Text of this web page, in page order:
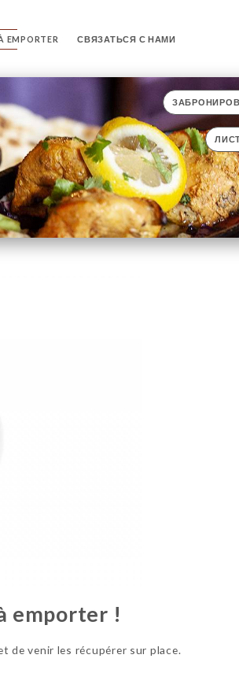
EMPORTER СВЯЗАТЬСЯ С НАМИ
emporter !
de venir les récupérer sur place.